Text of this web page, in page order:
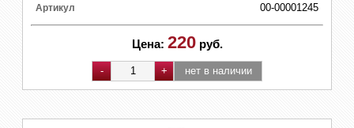
Артикул 00-00001245
Цена: 220 руб.